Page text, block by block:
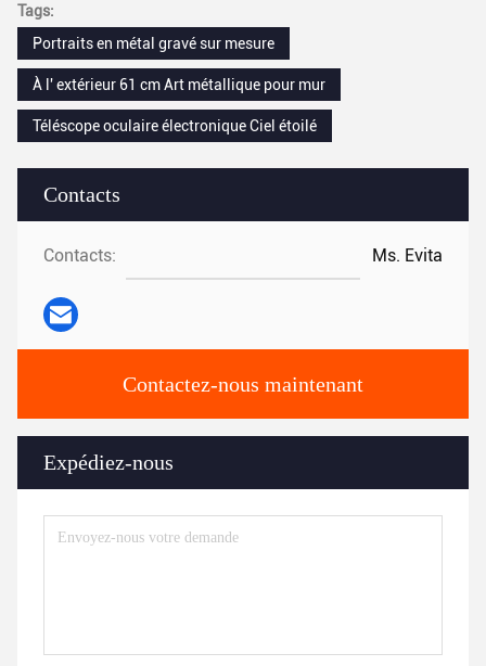
Contacts
Contacts: Ms. Evita
Contactez-nous maintenant
Expédiez-nous
Tags:
Portraits en métal gravé sur mesure
À l' extérieur 61 cm Art métallique pour mur
Téléscope oculaire électronique Ciel étoilé